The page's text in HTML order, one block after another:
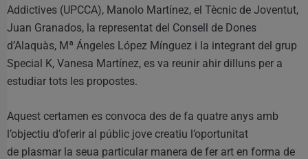
Addictives (UPCCA), Manolo Martínez, el Tècnic de Joventut,
Juan Granados, la representat del Consell de Dones
d’Alaquàs, Mª Ángeles López Mínguez i la integrant del grup
Special K, Vanesa Martínez, es va reunir ahir dilluns per a
estudiar tots les propostes.
Aquest certamen es convoca des de fa quatre anys amb
l’objectiu d’oferir al públic jove creatiu l’oportunitat
de plasmar la seua particular manera de fer art en forma de